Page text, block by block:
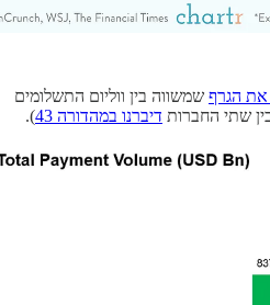
את הגרף שמשווה בין ווליום התשלומים
שתי החברות דיברנו במהדורה 43 ).